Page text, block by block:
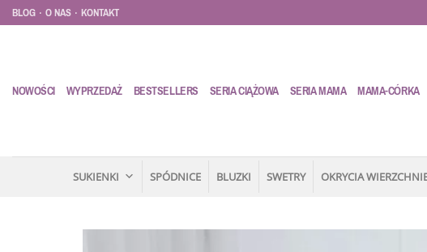
Przewiń
do
BLOG . O NAS . KONTAKT
NOWOŚCI WYPRZEDAŻ BESTSELLERS SERIA CIĄŻOWA SERIA MAMA MAMA-CÓRKA
SUKIENKI SPÓDNICE BLUZKI SWETRY OKRYCIA